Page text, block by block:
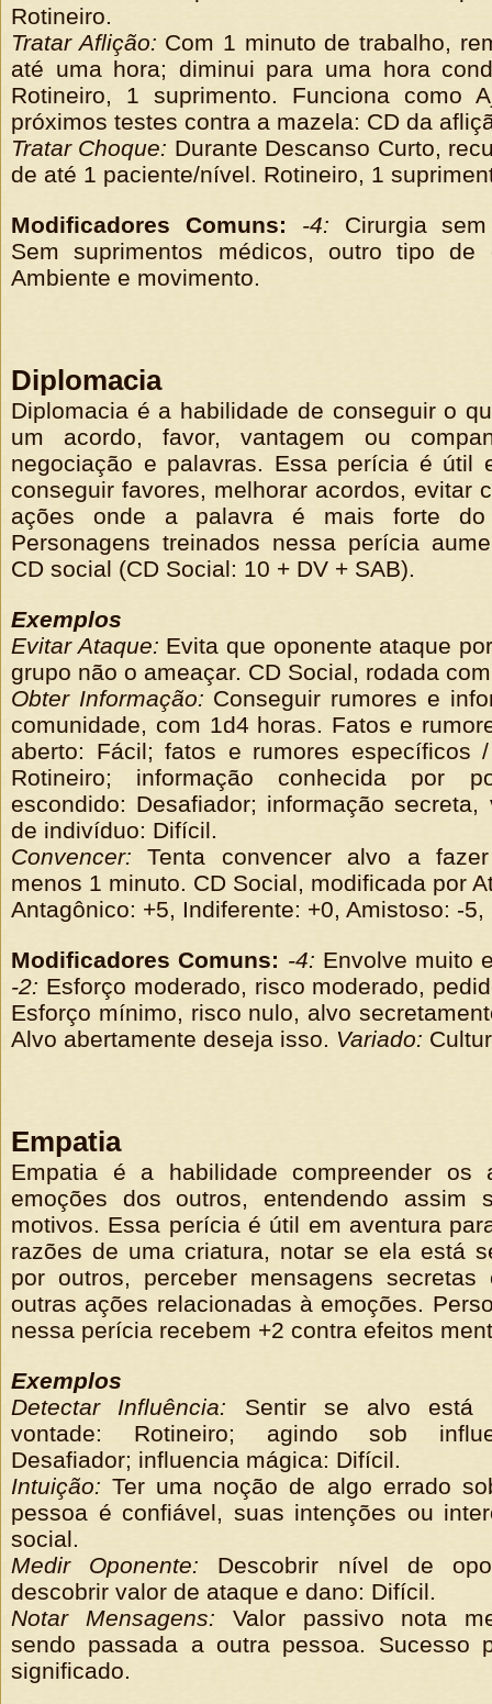
Rotineiro.
Tratar Aflição: Com 1 minuto de trabalho,
até uma hora; diminui para uma hora
Rotineiro, 1 suprimento. Funciona como
próximos testes contra a mazela: CD da
Tratar Choque: Durante Descanso Curto,
de até 1 paciente/nível. Rotineiro, 1
Modificadores Comuns:
-4: Cirurgia
Sem suprimentos médicos, outro tipo
Ambiente e movimento.
Diplomacia
Diplomacia é a habilidade de conseguir o
um acordo, favor, vantagem ou
negociação e palavras. Essa perícia é útil
conseguir favores, melhorar acordos, evitar
ações onde a palavra é mais forte
Personagens treinados nessa perícia
CD social (CD Social: 10 + DV + SAB).
Exemplos
Evitar Ataque: Evita que oponente ataque
grupo não o ameaçar. CD Social, rodada
Obter Informação: Conseguir rumores e
comunidade, com 1d4 horas. Fatos e
aberto: Fácil; fatos e rumores específicos
Rotineiro; informação conhecida por
escondido: Desafiador; informação
de indivíduo: Difícil.
Convencer: Tenta convencer alvo a
menos 1 minuto. CD Social, modificada por
Antagônico: +5, Indiferente: +0, Amistoso: -
Modificadores Comuns: -4: Envolve muito
-2: Esforço moderado, risco moderado,
Esforço mínimo, risco nulo, alvo
Alvo abertamente deseja isso. Variado:
Empatia
Empatia é a habilidade compreender os
emoções dos outros, entendendo assim
motivos. Essa perícia é útil em aventura
razões de uma criatura, notar se ela está
por outros, perceber mensagens
outras ações relacionadas à emoções.
nessa perícia recebem +2 contra efeitos
Exemplos
Detectar Influência: Sentir se alvo está
vontade: Rotineiro; agindo sob
Desafiador; influencia mágica: Difícil.
Intuição: Ter uma noção de algo errado
pessoa é confiável, suas intenções ou
social.
Medir Oponente: Descobrir nível de
descobrir valor de ataque e dano: Difícil.
Notar Mensagens: Valor passivo nota
sendo passada a outra pessoa. Sucesso
significado.